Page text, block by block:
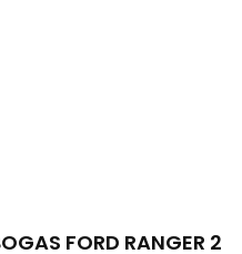
FORD RANGER 2